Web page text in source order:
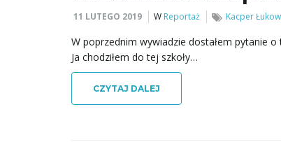
11 LUTEGO 2019 W Reportaż Kacper
W poprzednim wywiadzie dostałem pytanie
Ja chodziłem do tej szkoły…
CZYTAJ DALEJ